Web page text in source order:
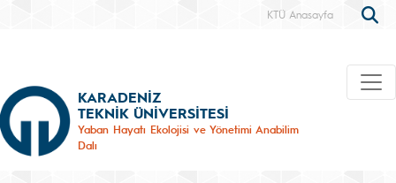
KTÜ Anasayfa
KARADENİZ
TEKNİK ÜNİVERSİTESİ
Yaban Hayatı Ekolojisi ve Yönetimi Anabilim
Dalı